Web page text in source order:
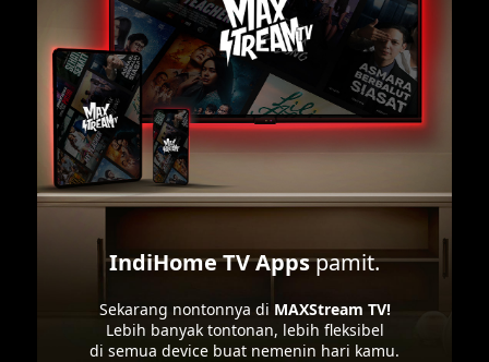
IndiHome TV Appspamit.
Sekarang nontonnya di MAXStream TV!
Lebih banyak tontonan, lebih fleksibel
di semua device buat nemenin hari kamu.